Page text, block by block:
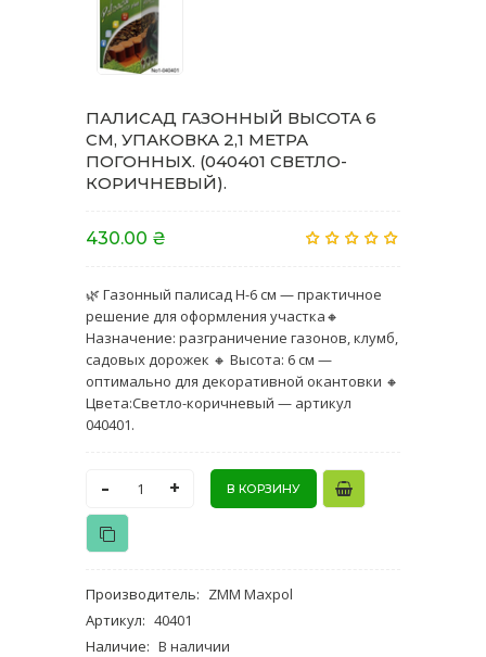
ПАЛИСАД ГАЗОННЫЙ ВЫСОТА 6
СМ, УПАКОВКА 2,1 МЕТРА
ПОГОННЫХ. (040401 СВЕТЛО-
КОРИЧНЕВЫЙ).
430.00 ₴
🌿 Газонный палисад H-6 см — практичное
решение для оформления участка🔸
Назначение: разграничение газонов, клумб,
садовых дорожек 🔸 Высота: 6 см —
оптимально для декоративной окантовки 🔸
Цвета:Светло-коричневый — артикул
040401.
- +
Производитель: ZMM Maxpol
Артикул: 40401
Наличие: В наличии